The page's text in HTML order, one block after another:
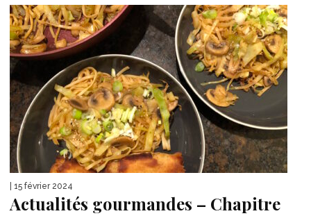
| 15 février 2024
Actualités gourmandes – Chapitre